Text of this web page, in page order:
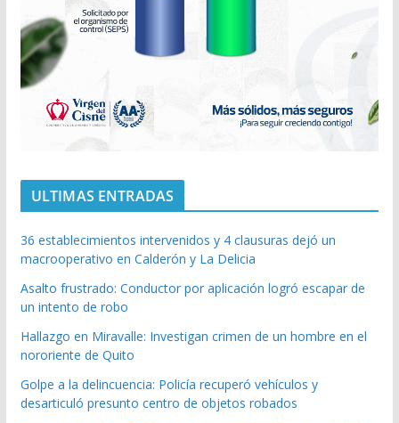
ULTIMAS ENTRADAS
36 establecimientos intervenidos y 4 clausuras dejó un
macrooperativo en Calderón y La Delicia
Asalto frustrado: Conductor por aplicación logró escapar de
un intento de robo
Hallazgo en Miravalle: Investigan crimen de un hombre en el
nororiente de Quito
Golpe a la delincuencia: Policía recuperó vehículos y
desarticuló presunto centro de objetos robados